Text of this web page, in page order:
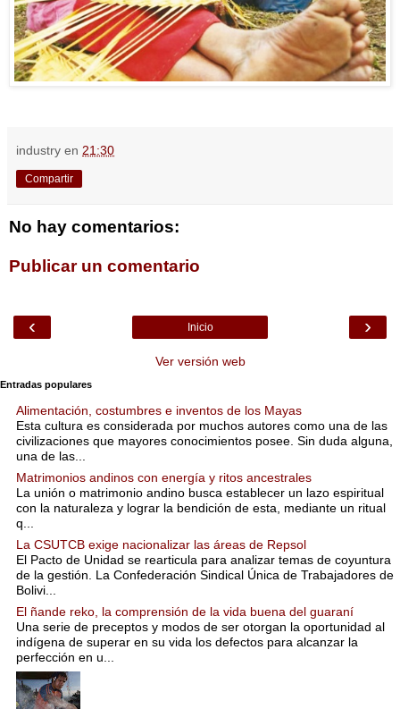
industry en 21:30
Compartir
No hay comentarios:
Publicar un comentario
‹ ›
Inicio
Ver versión web
Entradas populares
Alimentación, costumbres e inventos de los Mayas
Esta cultura es considerada por muchos autores como una de las
civilizaciones que mayores conocimientos posee. Sin duda alguna,
una de las...
Matrimonios andinos con energía y ritos ancestrales
La unión o matrimonio andino busca establecer un lazo espiritual
con la naturaleza y lograr la bendición de esta, mediante un ritual
q...
La CSUTCB exige nacionalizar las áreas de Repsol
El Pacto de Unidad se rearticula para analizar temas de coyuntura
de la gestión. La Confederación Sindical Única de Trabajadores de
Bolivi...
El ñande reko, la comprensión de la vida buena del guaraní
Una serie de preceptos y modos de ser otorgan la oportunidad al
indígena de superar en su vida los defectos para alcanzar la
perfección en u...